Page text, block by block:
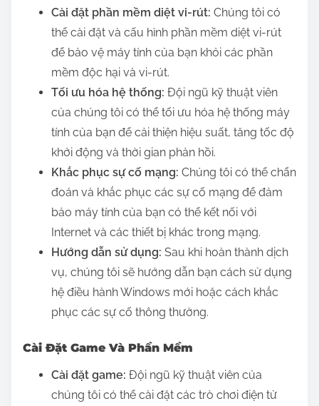
Cài đặt phần mềm diệt vi-rút: Chúng tôi có
thể cài đặt và cấu hình phần mềm diệt vi-rút
để bảo vệ máy tính của bạn khỏi các phần
mềm độc hại và vi-rút.
Tối ưu hóa hệ thống: Đội ngũ kỹ thuật viên
của chúng tôi có thể tối ưu hóa hệ thống máy
tính của bạn để cải thiện hiệu suất, tăng tốc độ
khởi động và thời gian phản hồi.
Khắc phục sự cố mạng: Chúng tôi có thể chẩn
đoán và khắc phục các sự cố mạng để đảm
bảo máy tính của bạn có thể kết nối với
Internet và các thiết bị khác trong mạng.
Hướng dẫn sử dụng: Sau khi hoàn thành dịch
vụ, chúng tôi sẽ hướng dẫn bạn cách sử dụng
hệ điều hành Windows mới hoặc cách khắc
phục các sự cố thông thường.
Cài Đặt Game Và Phần Mềm
Cài đặt game: Đội ngũ kỹ thuật viên của
chúng tôi có thể cài đặt các trò chơi điện tử